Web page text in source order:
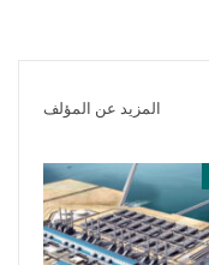
المزيد عن المؤلف